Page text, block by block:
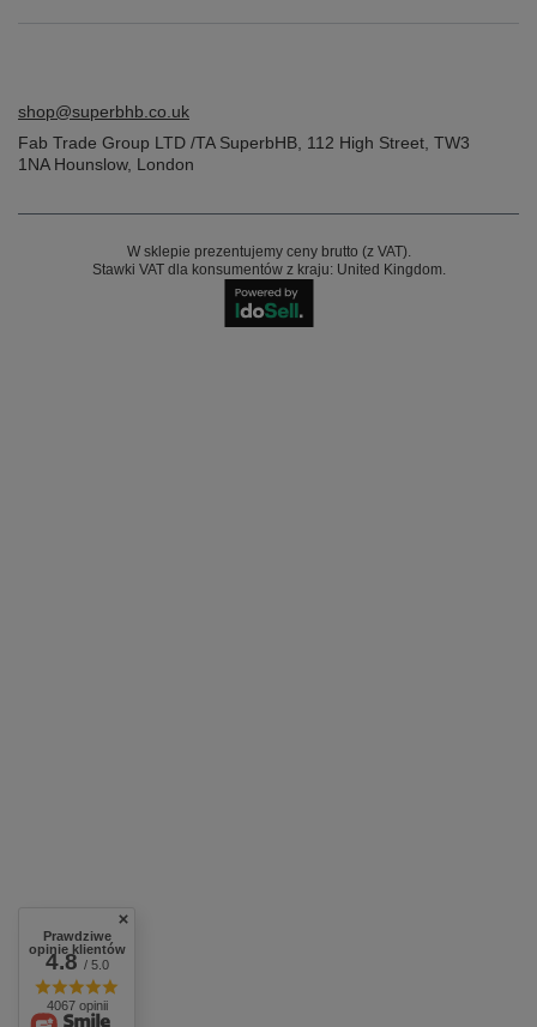
shop@superbhb.co.uk
Fab Trade Group LTD /TA SuperbHB 112 High Street TW3
1NAHounslow, London
W sklepie prezentujemy ceny brutto (z VAT).
Stawki VAT dla konsumentów z kraju: United Kingdom.
Prawdziwe
opinie klientów
4.8/ 5.0
4067 opinii